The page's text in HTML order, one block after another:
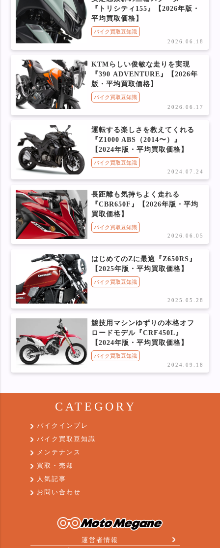
『トリシティ155』【2026年版・
平均買取価格】
バイク買取豆知識
2026.06.18
KTMらしい俊敏な走りを実現
『390 ADVENTURE』【2026年
版・平均買取価格】
バイク買取豆知識
2026.06.17
運転する楽しさを教えてくれる
『Z1000 ABS（2014〜）』
【2024年版・平均買取価格】
バイク買取豆知識
2024.07.24
長距離も気持ちよく走れる
『CBR650F』【2026年版・平均
買取価格】
バイク買取豆知識
2026.06.05
はじめてのZに最適『Z650RS』
【2025年版・平均買取価格】
バイク買取豆知識
2025.05.28
競技用マシンゆずりの本格オフ
ロードモデル『CRF450L』
【2024年版・平均買取価格】
バイク買取豆知識
2024.09.18
運営者情報
CATEGORY
バイクインプレ
バイク買取豆知識
メンテナンス
買取・売却
人気記事
お問い合わせ